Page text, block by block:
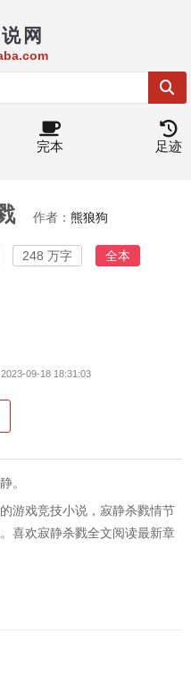
网
完本 足迹
作者： 熊狼狗
248 万字 全本
2023-09-18 18:31:03
。
游戏竞技小说，寂静杀戮情节
喜欢寂静杀戮全文阅读最新章